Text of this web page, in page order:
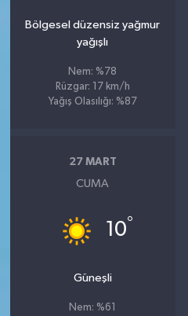
Bölgesel düzensiz yağmur
yağışlı
Nem: %78
Rüzgar: 17 km/h
Yağış Olasılığı: %87
27 MART
CUMA
10°
Güneşli
Nem: %61